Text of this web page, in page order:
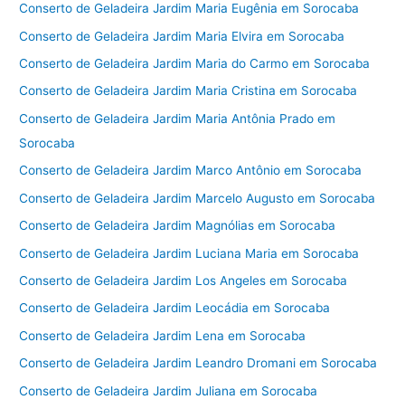
Conserto de Geladeira Jardim Maria Eugênia em Sorocaba
Conserto de Geladeira Jardim Maria Elvira em Sorocaba
Conserto de Geladeira Jardim Maria do Carmo em Sorocaba
Conserto de Geladeira Jardim Maria Cristina em Sorocaba
Conserto de Geladeira Jardim Maria Antônia Prado em
Sorocaba
Conserto de Geladeira Jardim Marco Antônio em Sorocaba
Conserto de Geladeira Jardim Marcelo Augusto em Sorocaba
Conserto de Geladeira Jardim Magnólias em Sorocaba
Conserto de Geladeira Jardim Luciana Maria em Sorocaba
Conserto de Geladeira Jardim Los Angeles em Sorocaba
Conserto de Geladeira Jardim Leocádia em Sorocaba
Conserto de Geladeira Jardim Lena em Sorocaba
Conserto de Geladeira Jardim Leandro Dromani em Sorocaba
Conserto de Geladeira Jardim Juliana em Sorocaba